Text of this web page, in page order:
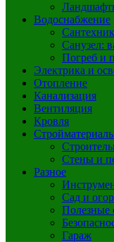
Водоснабжение
Санузел:
Погреб и
Электрика и
Отопление
Канализация
Вентиляция
Кровля
Стены и
Разное
Сад и
Полезные
Гараж